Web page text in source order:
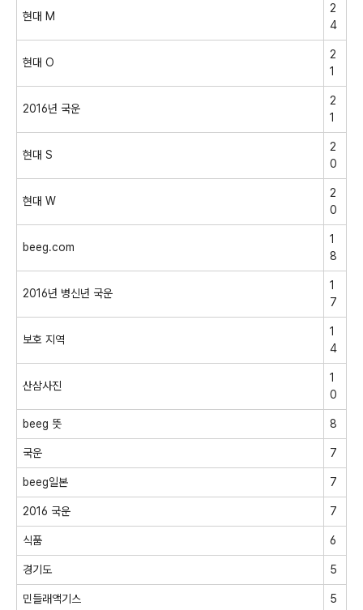
현대 M
2
4
현대 O
2
1
2016년 국운
2
1
현대 S
2
0
현대 W
2
0
beeg.com
1
8
2016년 병신년 국운
1
7
보호 지역
1
4
산삼사진
1
0
beeg 뜻 8
국운 7
beeg일본 7
2016 국운 7
식품 6
경기도 5
민들래액기스 5